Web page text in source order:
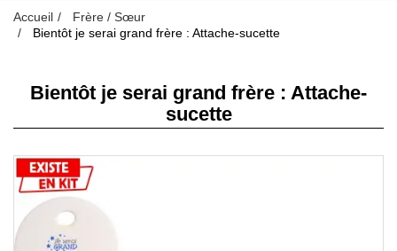
Accueil
Frère / Sœur
Bientôt je serai grand frère : Attache-sucette
Bientôt je serai grand frère : Attache-
sucette